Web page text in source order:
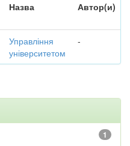
Назва Автор(и)
Управління
університетом
-
1